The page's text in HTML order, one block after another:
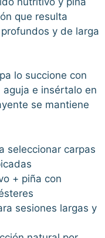
que resulta
y de larga
lo succione con
e insértalo en
se mantiene
seleccionar carpas
+ piña con
sesiones largas y